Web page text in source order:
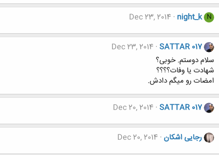
N
night_k
Dec 23, 2014
SATTAR 017
Dec 23, 2014
سلام دوستم. خوبی؟
شهادت یا وفات؟؟؟؟
امضات رو میگم دادش.
SATTAR 017
Dec 20, 2014
رجایی اشکان Dec 20, 2014